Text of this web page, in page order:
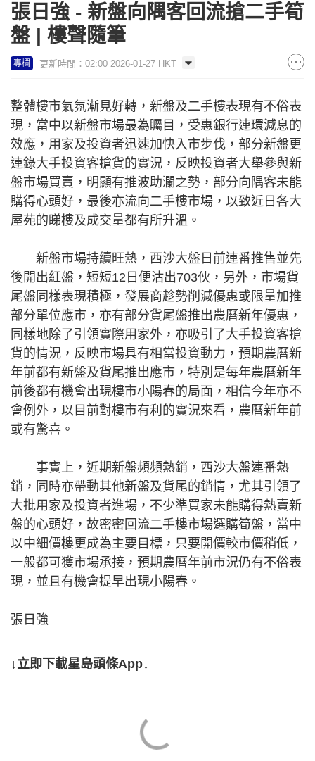
張日強 - 新盤向隅客回流搶二手筍
盤 | 樓聲隨筆
專欄 更新時間：02:00 2026-01-27 HKT
整體樓市氣氛漸見好轉，新盤及二手樓表現有不俗表
現，當中以新盤市場最為矚目，受惠銀行連環減息的
效應，用家及投資者迅速加快入市步伐，部分新盤更
連錄大手投資客搶貨的實況，反映投資者大舉參與新
盤市場買賣，明顯有推波助瀾之勢，部分向隅客未能
購得心頭好，最後亦流向二手樓市場，以致近日各大
屋苑的睇樓及成交量都有所升溫。
新盤市場持續旺熱，西沙大盤日前連番推售並先
後開出紅盤，短短12日便沽出703伙，另外，市場貨
尾盤同樣表現積極，發展商趁勢削減優惠或限量加推
部分單位應市，亦有部分貨尾盤推出農曆新年優惠，
同樣地除了引領實際用家外，亦吸引了大手投資客搶
貨的情況，反映市場具有相當投資動力，預期農曆新
年前都有新盤及貨尾推出應市，特別是每年農曆新年
前後都有機會出現樓市小陽春的局面，相信今年亦不
會例外，以目前對樓市有利的實況來看，農曆新年前
或有驚喜。
事實上，近期新盤頻頻熱銷，西沙大盤連番熱
銷，同時亦帶動其他新盤及貨尾的銷情，尤其引領了
大批用家及投資者進場，不少準買家未能購得熱賣新
盤的心頭好，故密密回流二手樓市場選購筍盤，當中
以中細價樓更成為主要目標，只要開價較市價稍低，
一般都可獲市場承接，預期農曆年前市況仍有不俗表
現，並且有機會提早出現小陽春。
張日強
↓立即下載星島頭條App↓